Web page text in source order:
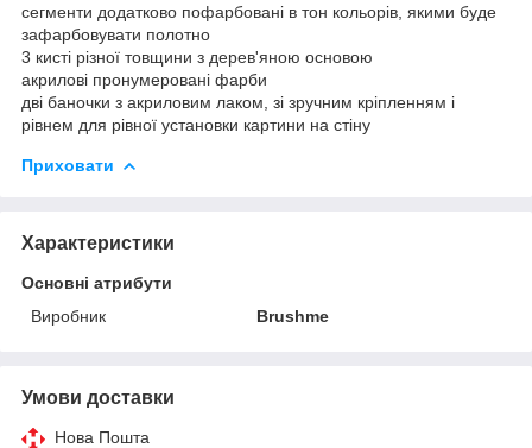
сегменти додатково пофарбовані в тон кольорів, якими буде
зафарбовувати полотно
3 кисті різної товщини з дерев'яною основою
акрилові пронумеровані фарби
дві баночки з акриловим лаком, зі зручним кріпленням і
рівнем для рівної установки картини на стіну
Приховати
Характеристики
Основні атрибути
Виробник
Brushme
Умови доставки
Нова Пошта